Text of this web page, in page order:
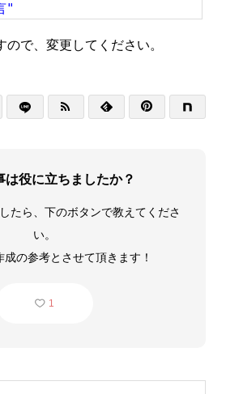
"
で、変更してください。
  
は役に立ちましたか？
たら、下のボタンで教えてくださ
い。
の参考とさせて頂きます！
1